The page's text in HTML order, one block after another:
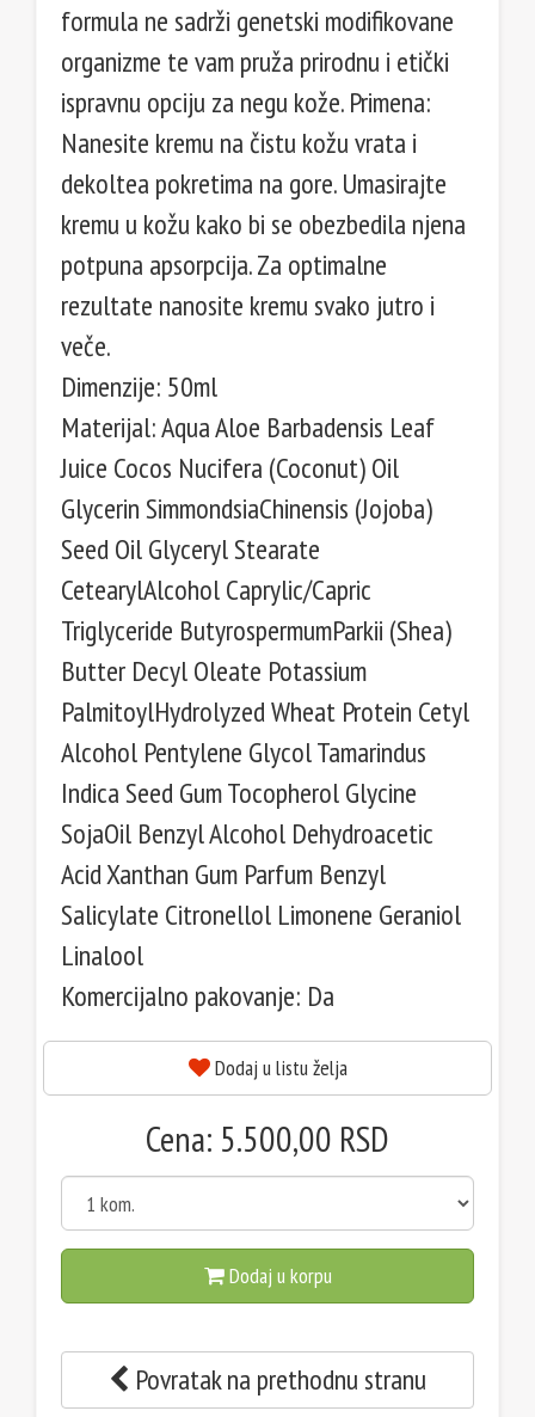
formula ne sadrži genetski modifikovane
organizme te vam pruža prirodnu i etički
ispravnu opciju za negu kože. Primena:
Nanesite kremu na čistu kožu vrata i
dekoltea pokretima na gore. Umasirajte
kremu u kožu kako bi se obezbedila njena
potpuna apsorpcija. Za optimalne
rezultate nanosite kremu svako jutro i
veče.
Dimenzije: 50ml
Materijal: Aqua Aloe Barbadensis Leaf
Juice Cocos Nucifera (Coconut) Oil
Glycerin SimmondsiaChinensis (Jojoba)
Seed Oil Glyceryl Stearate
CetearylAlcohol Caprylic/Capric
Triglyceride ButyrospermumParkii (Shea)
Butter Decyl Oleate Potassium
PalmitoylHydrolyzed Wheat Protein Cetyl
Alcohol Pentylene Glycol Tamarindus
Indica Seed Gum Tocopherol Glycine
SojaOil Benzyl Alcohol Dehydroacetic
Acid Xanthan Gum Parfum Benzyl
Salicylate Citronellol Limonene Geraniol
Linalool
Komercijalno pakovanje: Da
Dodaj u listu želja
Cena: 5.500,00 RSD
Dodaj u korpu
Povratak na prethodnu stranu